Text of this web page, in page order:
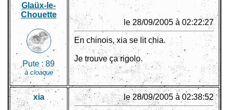
Glaüx-le-
Chouette
Pute :89
à cloaque
le 28/09/2005 à 02:22:27
En chinois, xia se lit chia.
Je trouve ça rigolo.
xia le 28/09/2005 à 02:38:52